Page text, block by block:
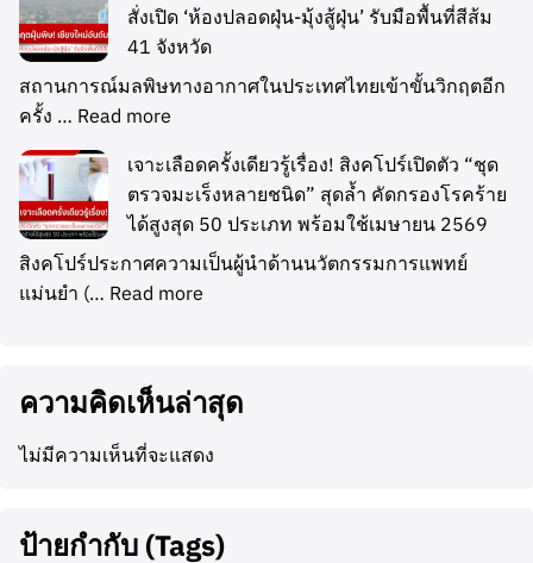
สั่งเปิด ‘ห้องปลอดฝุ่น-มุ้งสู้ฝุ่น’ รับมือพื้นที่สีส้ม
41 จังหวัด
สถานการณ์มลพิษทางอากาศในประเทศไทยเข้าขั้นวิกฤตอีก
ครั้ง … Read more
เจาะเลือดครั้งเดียวรู้เรื่อง! สิงคโปร์เปิดตัว “ชุด
ตรวจมะเร็งหลายชนิด” สุดล้ำ คัดกรองโรคร้าย
ได้สูงสุด 50 ประเภท พร้อมใช้เมษายน 2569
สิงคโปร์ประกาศความเป็นผู้นำด้านนวัตกรรมการแพทย์
แม่นยำ (… Read more
ความคิดเห็นล่าสุด
ไม่มีความเห็นที่จะแสดง
ป้ายกำกับ (Tags)